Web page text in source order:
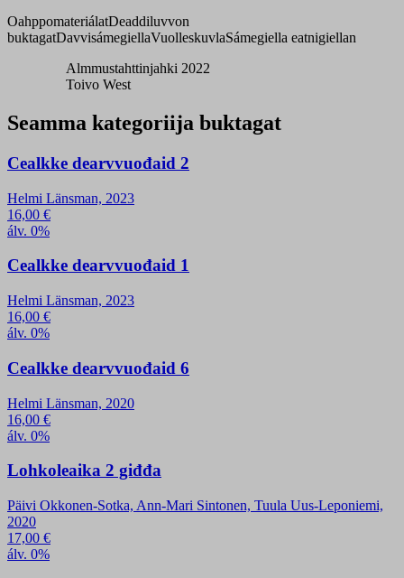
OahppomateriálatDeaddiluvvon
buktagatDavvisámegiellaVuolleskuvlaSámegiella eatnigiellan
Almmustahttinjahki 2022
Toivo West
Seamma kategoriija buktagat
Cealkke dearvvuođaid 2
Helmi Länsman, 2023
16,00 €
álv. 0%
Cealkke dearvvuođaid 1
Helmi Länsman, 2023
16,00 €
álv. 0%
Cealkke dearvvuođaid 6
Helmi Länsman, 2020
16,00 €
álv. 0%
Lohkoleaika 2 giđđa
Päivi Okkonen-Sotka, Ann-Mari Sintonen, Tuula Uus-Leponiemi,
2020
17,00 €
álv. 0%